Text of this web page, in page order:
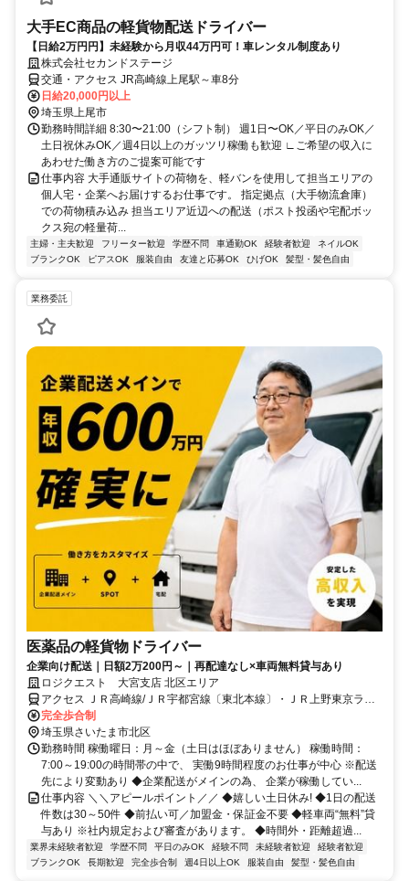
大手EC商品の軽貨物配送ドライバー
【日給2万円円】未経験から月収44万円可！車レンタル制度あり
株式会社セカンドステージ
交通・アクセス JR高崎線上尾駅～車8分
日給20,000円以上
埼玉県上尾市
勤務時間詳細 8:30〜21:00（シフト制） 週1日〜OK／平日のみOK／
土日祝休みOK／週4日以上のガッツリ稼働も歓迎 ∟ご希望の収入に
あわせた働き方のご提案可能です
仕事内容 大手通販サイトの荷物を、軽バンを使用して担当エリアの
個人宅・企業へお届けするお仕事です。 指定拠点（大手物流倉庫）
での荷物積み込み 担当エリア近辺への配送（ポスト投函や宅配ボッ
クス宛の軽量荷...
主婦・主夫歓迎 フリーター歓迎 学歴不問 車通勤OK 経験者歓迎
ネイルOK
ブランクOK
ピアスOK 服装自由 友達と応募OK ひげOK 髪型・髪色自由
業務委託
医薬品の軽貨物ドライバー
企業向け配送｜日額2万200円～｜再配達なし×車両無料貸与あり
ロジクエスト 大宮支店 北区エリア
アクセス ＪＲ高崎線/ＪＲ宇都宮線〔東北本線〕・ＪＲ上野東京ライ
ン 宮原東口徒歩約5分、埼玉新都市交通ニューシャトル 東宮原徒歩約
6分、埼玉新都市交通ニューシャトル 加茂宮出入口2徒歩約10分
完全歩合制
埼玉県さいたま市北区
勤務時間 稼働曜日：月～金（土日はほぼありません） 稼働時間：
7:00～19:00の時間帯の中で、 実働9時間程度のお仕事が中心 ※配送
先により変動あり ◆企業配送がメインの為、 企業が稼働してい...
仕事内容 ＼＼アピールポイント／／ ◆嬉しい土日休み! ◆1日の配送
件数は30～50件 ◆前払い可／加盟金・保証金不要 ◆軽車両“無料”貸
与あり ※社内規定および審査があります。 ◆時間外・距離超過...
業界未経験者歓迎 学歴不問 平日のみOK 経験不問 未経験者歓迎
経験者歓迎
ブランクOK
長期歓迎 完全歩合制 週4日以上OK 服装自由 髪型・髪色自由